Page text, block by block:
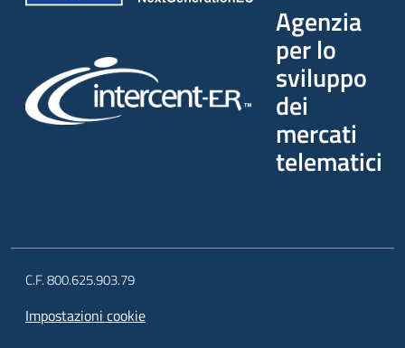
Agenzia
per lo
sviluppo
dei
mercati
telematici
C.F. 800.625.903.79
Impostazioni cookie